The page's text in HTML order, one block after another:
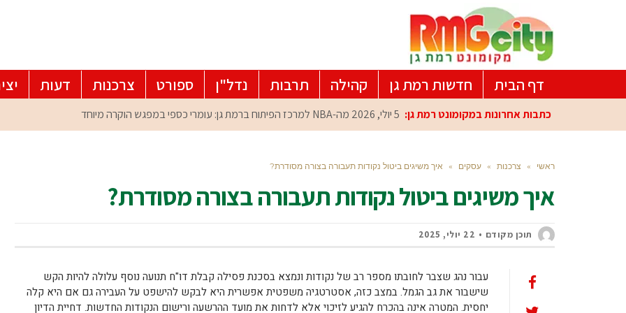
דף הבית חדשות רמת גן קהילה תרבות נדל"ן ספורט צרכנות דעות
כתבות אחרונות במקומונט רמת גן: 5 יולי, 2026 מה-NBA למרכז הפיתוח ברמת גן: עומרי כספי במפגש הוקרה מיוחד
ראשי » צרכנות » עסקים » איך משיגים ביטול נקודות תעבורה בצורה מסודרת?
איך משיגים ביטול נקודות תעבורה בצורה מסודרת?
תוכן מקודם 22 יולי, 2025
עבור נהג שצבר לחובתו מספר רב של נקודות ונמצא בסכנת פסילה קבלת דו"ח תנועה נוסף עלולה להיות הקש
שישבור את גב הגמל. במצב כזה, אסטרטגיה משפטית אפשרית היא לבקש להישפט על העבירה גם אם היא קלה
יחסית. המטרה אינה בהכרח להגיע לזיכוי אלא לדחות את מועד ההרשעה ורישום הנקודות החדשות. דחיית הדיון